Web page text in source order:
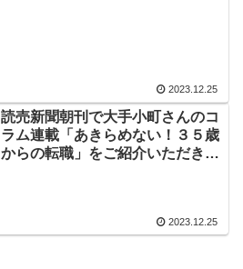
2023.12.25
読売新聞朝刊で大手小町さんのコ
ラム連載「あきらめない！３５歳
からの転職」をご紹介いただきま
2023.12.25